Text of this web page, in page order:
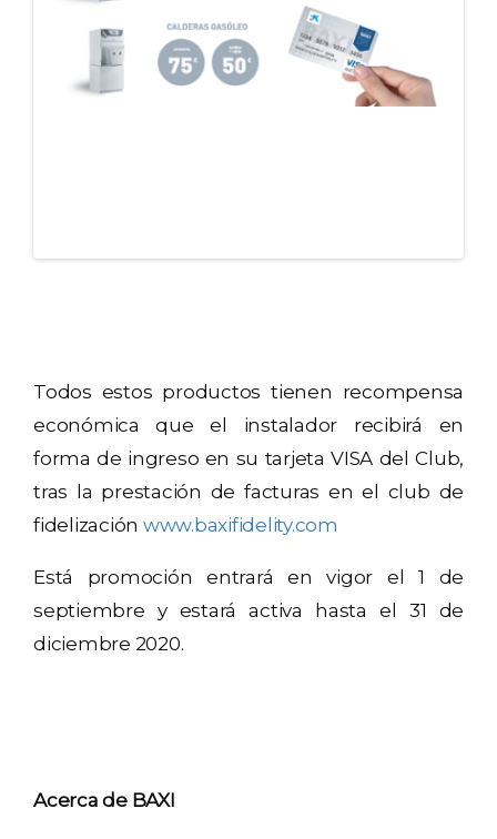
Todos estos productos tienen recompensa
económica que el instalador recibirá en
forma de ingreso en su tarjeta VISA del Club,
tras la prestación de facturas en el club de
fidelización www.baxifidelity.com
Está promoción entrará en vigor el 1 de
septiembre y estará activa hasta el 31 de
diciembre 2020.
Acerca de BAXI